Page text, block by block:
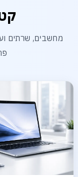
מחשבים, שרתים